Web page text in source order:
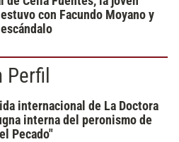
con Facundo Moyano y
Perfil
internacional de La Doctora
interna del peronismo de
Pecado"